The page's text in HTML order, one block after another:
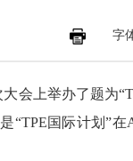
字
会上举办了题为
是“TPE国际计划”